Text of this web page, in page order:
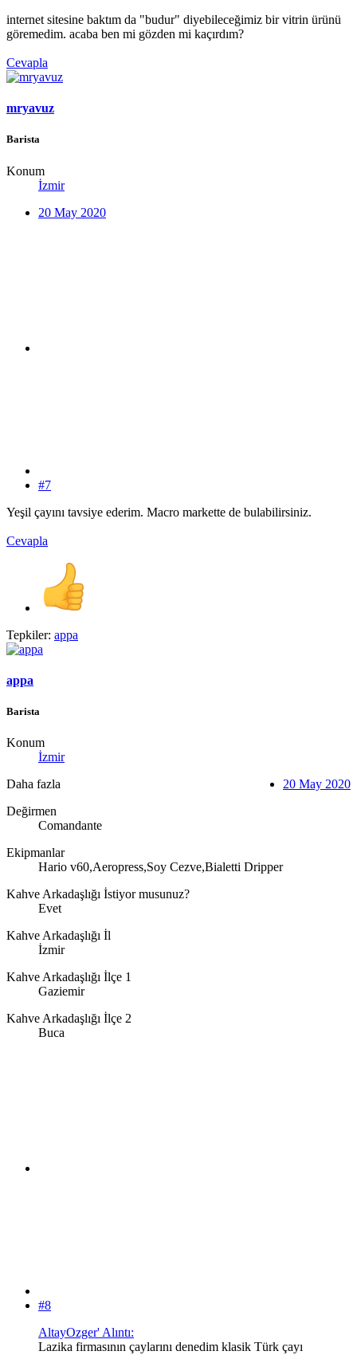
internet sitesine baktım da "budur" diyebileceğimiz bir vitrin ürünü
göremedim. acaba ben mi gözden mi kaçırdım?
Cevapla
mryavuz
Barista
Konum
İzmir
20 May 2020
#7
Yeşil çayını tavsiye ederim. Macro markette de bulabilirsiniz.
Cevapla
Tepkiler: appa
appa
Barista
Konum
İzmir
Daha fazla
Değirmen
Comandante
Ekipmanlar
Hario v60,Aeropress,Soy Cezve,Bialetti Dripper
Kahve Arkadaşlığı İstiyor musunuz?
Evet
Kahve Arkadaşlığı İl
İzmir
Kahve Arkadaşlığı İlçe 1
Gaziemir
Kahve Arkadaşlığı İlçe 2
Buca
20 May 2020
#8
AltayOzger' Alıntı:
Lazika firmasının çaylarını denedim klasik Türk çayı